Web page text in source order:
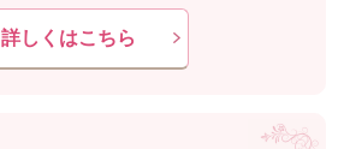
詳しくはこちら